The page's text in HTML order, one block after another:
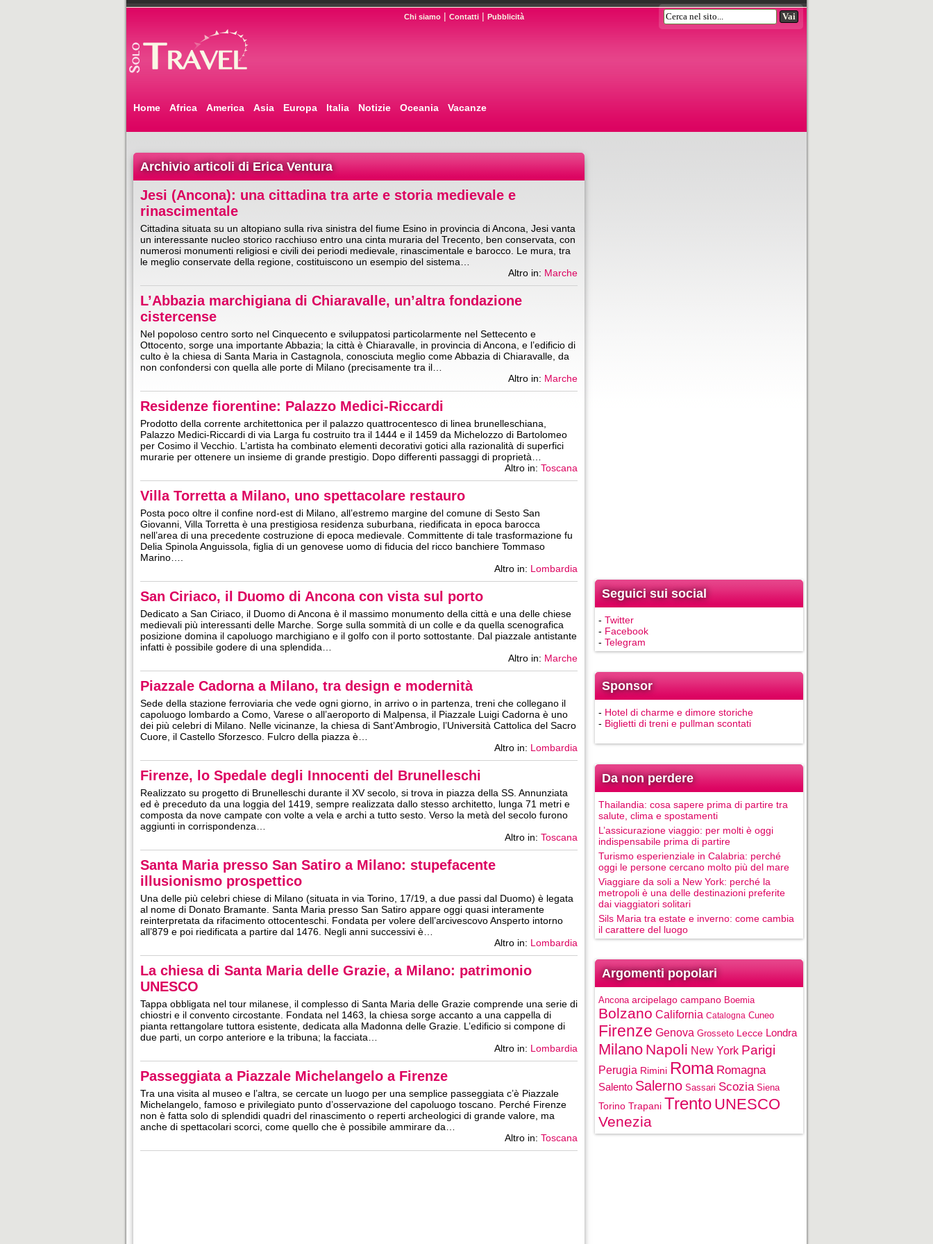
Chi siamo | Contatti | Pubblicità
Home Africa America Asia Europa Italia Notizie Oceania Vacanze
Archivio articoli di Erica Ventura
Jesi (Ancona): una cittadina tra arte e storia medievale e
rinascimentale
Cittadina situata su un altopiano sulla riva sinistra del fiume Esino in provincia di Ancona, Jesi vanta
un interessante nucleo storico racchiuso entro una cinta muraria del Trecento, ben conservata, con
numerosi monumenti religiosi e civili dei periodi medievale, rinascimentale e barocco. Le mura, tra
le meglio conservate della regione, costituiscono un esempio del sistema…
Altro in: Marche
L’Abbazia marchigiana di Chiaravalle, un’altra fondazione
cistercense
Nel popoloso centro sorto nel Cinquecento e sviluppatosi particolarmente nel Settecento e
Ottocento, sorge una importante Abbazia; la città è Chiaravalle, in provincia di Ancona, e l’edificio di
culto è la chiesa di Santa Maria in Castagnola, conosciuta meglio come Abbazia di Chiaravalle, da
non confondersi con quella alle porte di Milano (precisamente tra il…
Altro in: Marche
Residenze fiorentine: Palazzo Medici-Riccardi
Prodotto della corrente architettonica per il palazzo quattrocentesco di linea brunelleschiana,
Palazzo Medici-Riccardi di via Larga fu costruito tra il 1444 e il 1459 da Michelozzo di Bartolomeo
per Cosimo il Vecchio. L’artista ha combinato elementi decorativi gotici alla razionalità di superfici
murarie per ottenere un insieme di grande prestigio. Dopo differenti passaggi di proprietà…
Altro in: Toscana
Villa Torretta a Milano, uno spettacolare restauro
Posta poco oltre il confine nord-est di Milano, all’estremo margine del comune di Sesto San
Giovanni, Villa Torretta è una prestigiosa residenza suburbana, riedificata in epoca barocca
nell’area di una precedente costruzione di epoca medievale. Committente di tale trasformazione fu
Delia Spinola Anguissola, figlia di un genovese uomo di fiducia del ricco banchiere Tommaso
Marino….
Altro in: Lombardia
San Ciriaco, il Duomo di Ancona con vista sul porto
Dedicato a San Ciriaco, il Duomo di Ancona è il massimo monumento della città e una delle chiese
medievali più interessanti delle Marche. Sorge sulla sommità di un colle e da quella scenografica
posizione domina il capoluogo marchigiano e il golfo con il porto sottostante. Dal piazzale antistante
infatti è possibile godere di una splendida…
Altro in: Marche
Piazzale Cadorna a Milano, tra design e modernità
Sede della stazione ferroviaria che vede ogni giorno, in arrivo o in partenza, treni che collegano il
capoluogo lombardo a Como, Varese o all’aeroporto di Malpensa, il Piazzale Luigi Cadorna è uno
dei più celebri di Milano. Nelle vicinanze, la chiesa di Sant’Ambrogio, l’Università Cattolica del Sacro
Cuore, il Castello Sforzesco. Fulcro della piazza è…
Altro in: Lombardia
Firenze, lo Spedale degli Innocenti del Brunelleschi
Realizzato su progetto di Brunelleschi durante il XV secolo, si trova in piazza della SS. Annunziata
ed è preceduto da una loggia del 1419, sempre realizzata dallo stesso architetto, lunga 71 metri e
composta da nove campate con volte a vela e archi a tutto sesto. Verso la metà del secolo furono
aggiunti in corrispondenza…
Altro in: Toscana
Santa Maria presso San Satiro a Milano: stupefacente
illusionismo prospettico
Una delle più celebri chiese di Milano (situata in via Torino, 17/19, a due passi dal Duomo) è legata
al nome di Donato Bramante. Santa Maria presso San Satiro appare oggi quasi interamente
reinterpretata da rifacimento ottocenteschi. Fondata per volere dell’arcivescovo Ansperto intorno
all’879 e poi riedificata a partire dal 1476. Negli anni successivi è…
Altro in: Lombardia
La chiesa di Santa Maria delle Grazie, a Milano: patrimonio
UNESCO
Tappa obbligata nel tour milanese, il complesso di Santa Maria delle Grazie comprende una serie di
chiostri e il convento circostante. Fondata nel 1463, la chiesa sorge accanto a una cappella di
pianta rettangolare tuttora esistente, dedicata alla Madonna delle Grazie. L’edificio si compone di
due parti, un corpo anteriore e la tribuna; la facciata…
Altro in: Lombardia
Passeggiata a Piazzale Michelangelo a Firenze
Tra una visita al museo e l’altra, se cercate un luogo per una semplice passeggiata c’è Piazzale
Michelangelo, famoso e privilegiato punto d’osservazione del capoluogo toscano. Perché Firenze
non è fatta solo di splendidi quadri del rinascimento o reperti archeologici di grande valore, ma
anche di spettacolari scorci, come quello che è possibile ammirare da…
Altro in: Toscana
Seguici sui social
- Twitter
- Facebook
- Telegram
Sponsor
- Hotel di charme e dimore storiche
- Biglietti di treni e pullman scontati
Da non perdere
Thailandia: cosa sapere prima di partire tra
salute, clima e spostamenti
L’assicurazione viaggio: per molti è oggi
indispensabile prima di partire
Turismo esperienziale in Calabria: perché
oggi le persone cercano molto più del mare
Viaggiare da soli a New York: perché la
metropoli è una delle destinazioni preferite
dai viaggiatori solitari
Sils Maria tra estate e inverno: come cambia
il carattere del luogo
Argomenti popolari
Ancona arcipelago campano Boemia
Bolzano California Catalogna Cuneo
Firenze Genova Grosseto Lecce Londra
Milano Napoli New York Parigi
Perugia Rimini Roma Romagna
Salento Salerno Sassari Scozia Siena
Torino Trapani Trento UNESCO
Venezia